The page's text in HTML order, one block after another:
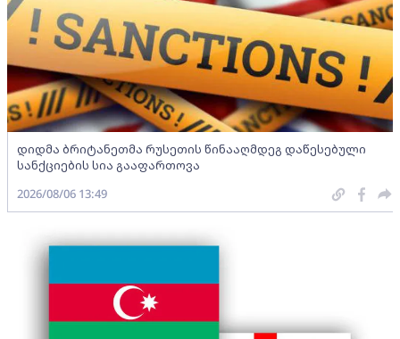
დიდმა ბრიტანეთმა რუსეთის წინააღმდეგ დაწესებული
სანქციების სია გააფართოვა
2026/08/06 13:49